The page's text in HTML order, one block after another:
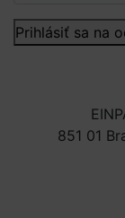
Prihlásiť sa na
851 01